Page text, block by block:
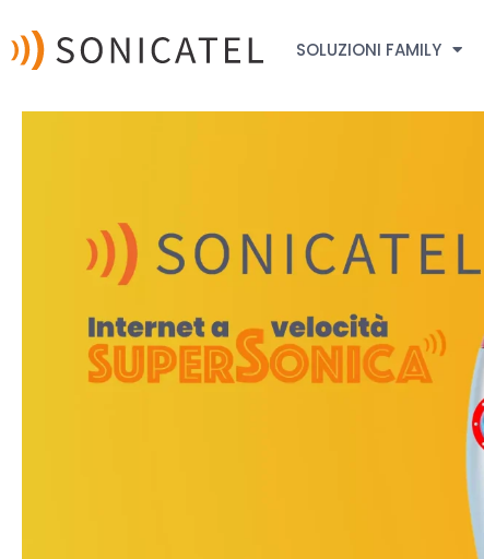
SOLUZIONI FAMILY